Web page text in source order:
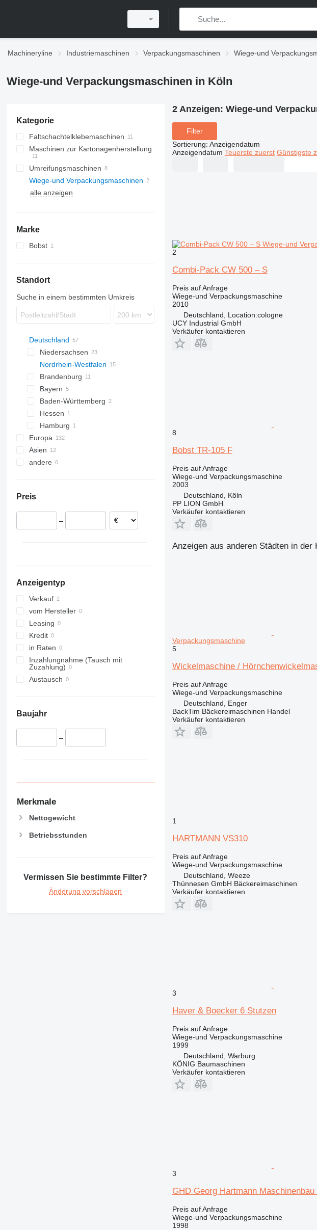
Machineryline Industriemaschinen Verpackungsmaschinen Wiege-und
Wiege-und Verpackungsmaschinen in Köln
Kategorie
Faltschachtelklebemaschinen
Maschinen zur Kartonagenherstellung
Umreifungsmaschinen
Wiege-und Verpackungsmaschinen
alle anzeigen
Marke
Bobst
Standort
Suche in einem bestimmten Umkreis
Deutschland
Niedersachsen
Gifhorn
Meppen
Oldenburg
Nordrhein-Westfalen
Düsseldorf
Bielefeld
Köln
Enger
Brandenburg
Oranienburg
Bayern
München
Gräfelfing
Baden-Württemberg
Grenzach-Wyhlen
Heidenheim an der Brenz
Hessen
Burgwald
Hamburg
Hamburg
Europa
Spanien
Niederlande
Portugal
Rumänien
Asien
Usbekistan
andere
Preis
–
Anzeigentyp
Verkauf
vom Hersteller
Leasing
Kredit
in Raten
Inzahlungnahme (Tausch mit
Zuzahlung)
Austausch
Baujahr
–
Merkmale
Nettogewicht
Betriebsstunden
Vermissen Sie bestimmte Filter?
Änderung vorschlagen
2 Anzeigen: Wiege-und
Filter
Sortierung: Anzeigendatum
Anzeigendatum Teuerste zuerst Günstigste
2
Combi-Pack CW 500 – S
Preis auf Anfrage
Wiege-und Verpackungsmaschine
2010
Deutschland, Location:cologne
UCY Industrial GmbH
Verkäufer kontaktieren
8
Bobst TR-105 F
Preis auf Anfrage
Wiege-und Verpackungsmaschine
2003
Deutschland, Köln
PP LION GmbH
Verkäufer kontaktieren
Anzeigen aus anderen Städten in der
Verpackungsmaschine
5
Wickelmaschine /
Preis auf Anfrage
Wiege-und Verpackungsmaschine
Deutschland, Enger
BackTim Bäckereimaschinen Handel
Verkäufer kontaktieren
1
HARTMANN VS310
Preis auf Anfrage
Wiege-und Verpackungsmaschine
Deutschland, Weeze
Thünnesen GmbH Bäckereimaschinen
Verkäufer kontaktieren
3
Haver & Boecker 6 Stutzen
Preis auf Anfrage
Wiege-und Verpackungsmaschine
1999
Deutschland, Warburg
KÖNIG Baumaschinen
Verkäufer kontaktieren
3
GHD Georg Hartmann
Preis auf Anfrage
Wiege-und Verpackungsmaschine
1998